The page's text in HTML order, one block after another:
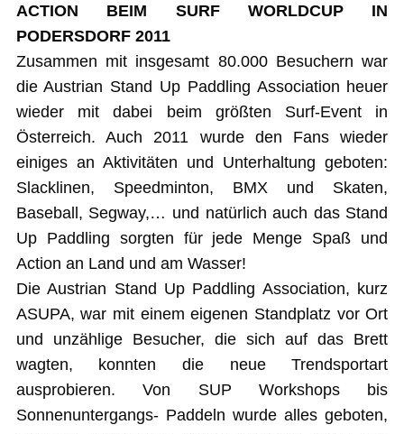
ACTION BEIM SURF WORLDCUP IN
PODERSDORF 2011
Zusammen mit insgesamt 80.000 Besuchern war
die Austrian Stand Up Paddling Association heuer
wieder mit dabei beim größten Surf-Event in
Österreich. Auch 2011 wurde den Fans wieder
einiges an Aktivitäten und Unterhaltung geboten:
Slacklinen, Speedminton, BMX und Skaten,
Baseball, Segway,… und natürlich auch das Stand
Up Paddling sorgten für jede Menge Spaß und
Action an Land und am Wasser!
Die Austrian Stand Up Paddling Association, kurz
ASUPA, war mit einem eigenen Standplatz vor Ort
und unzählige Besucher, die sich auf das Brett
wagten, konnten die neue Trendsportart
ausprobieren. Von SUP Workshops bis
Sonnenuntergangs- Paddeln wurde alles geboten,